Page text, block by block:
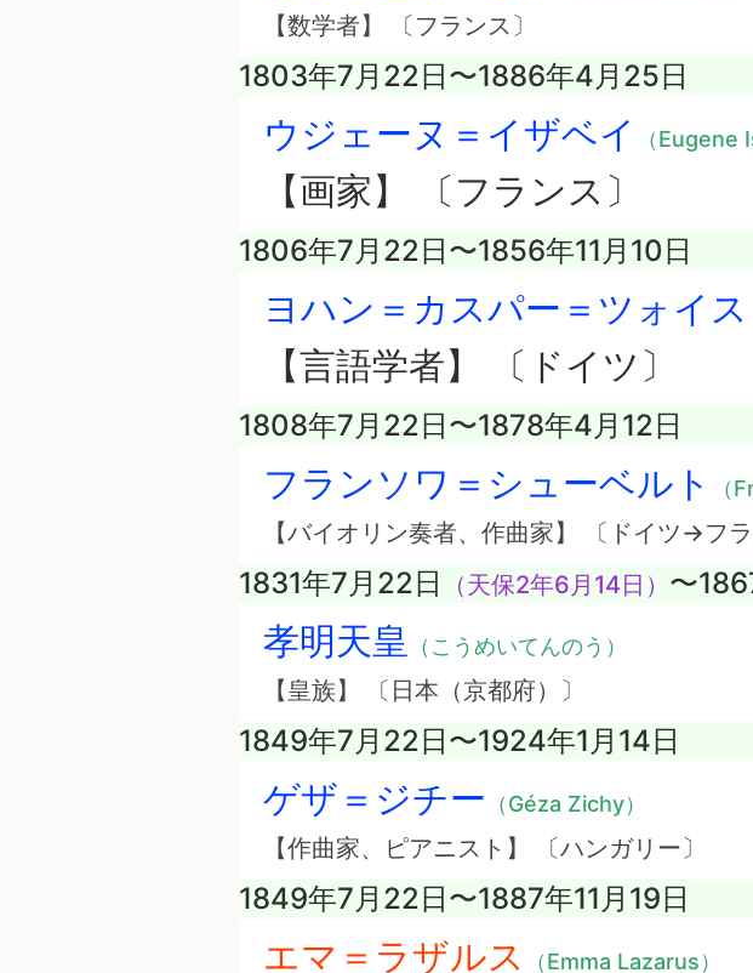
【数学者】 〔フランス〕
1803年7月22日〜1886年4月25日
ウジェーヌ＝イザベイ （Eugene
【画家】 〔フランス〕
1806年7月22日〜1856年11月10日
ヨハン＝カスパー＝ツォイス
【言語学者】 〔ドイツ〕
1808年7月22日〜1878年4月12日
フランソワ＝シューベルト （
【バイオリン奏者、作曲家】 〔ドイツ→フラ
1831年7月22日 （天保2年6月14日） 〜
孝明天皇 （こうめいてんのう）
【皇族】 〔日本（京都府）〕
1849年7月22日〜1924年1月14日
ゲザ＝ジチー （Géza Zichy）
【作曲家、ピアニスト】 〔ハンガリー〕
1849年7月22日〜1887年11月19日
エマ＝ラザルス （Emma Lazarus）